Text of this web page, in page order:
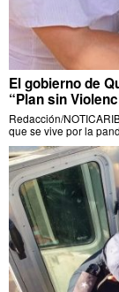
El gobierno de
“Plan sin
Redacción/
que se vive por la